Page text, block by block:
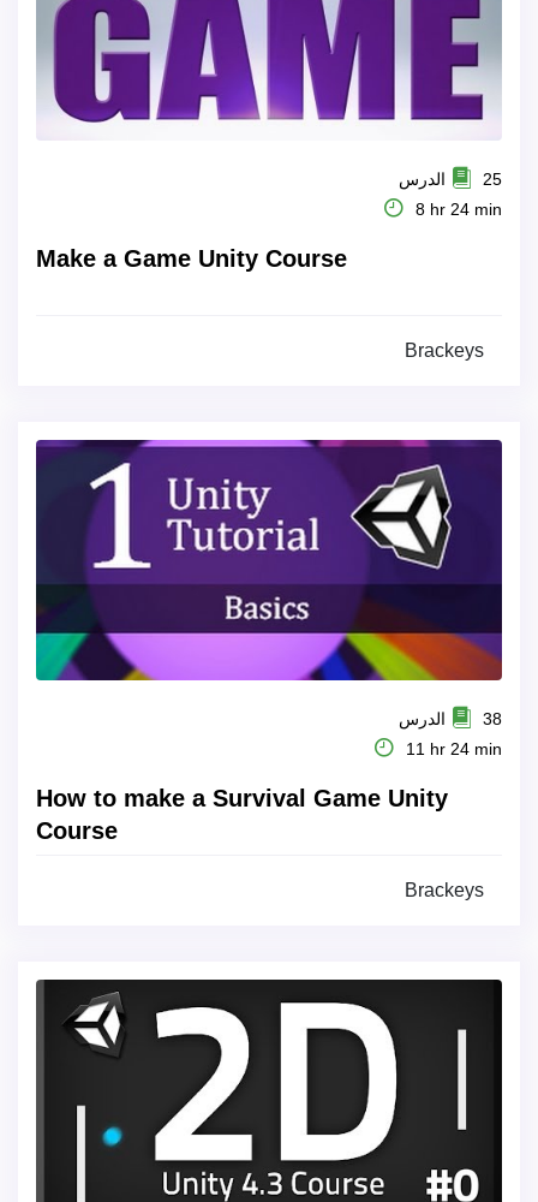
25 الدرس
8 hr 24 min
Make a Game Unity Course
Brackeys
38 الدرس
11 hr 24 min
How to make a Survival Game Unity
Course
Brackeys